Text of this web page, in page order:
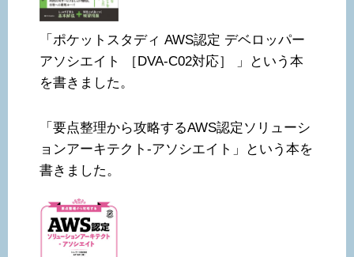
「ポケットスタディ AWS認定 デベロッパー
アソシエイト ［DVA-C02対応］ 」という本
を書きました。
「要点整理から攻略するAWS認定ソリューシ
ョンアーキテクト-アソシエイト」という本を
書きました。